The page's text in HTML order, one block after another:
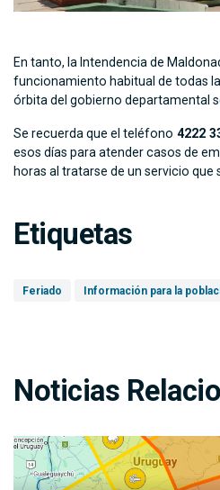
En tanto, la Intendencia de
funcionamiento habitual de todas
órbita del gobierno departamental
Se recuerda que el teléfono 4222
esos días para atender casos de
horas al tratarse de un servicio que
Etiquetas
Feriado Información para la
Noticias